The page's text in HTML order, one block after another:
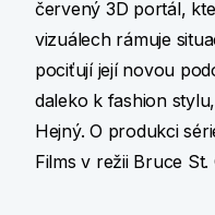
červený 3D portál,
vizuálech rámuje
pociťují její novou
daleko k fashion
Hejný. O produkci
Films v režii Bruce St.